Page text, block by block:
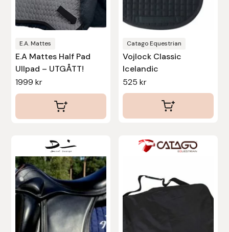
E.A. Mattes
E.A Mattes Half Pad
Ullpad – UTGÅTT!
1999kr
väljas
på
produktsidan
Catago Equestrian
Vojlock Classic
Icelandic
525 kr
väljas
på
produktsidan
här
produkten
har
flera
varianter.
De
Stina Helmersson Bokförlag
Suedwind
Tear-Aid
Tekna
Tidningen Ridsport Island
TOPREITER
Trikem
Tunahaken